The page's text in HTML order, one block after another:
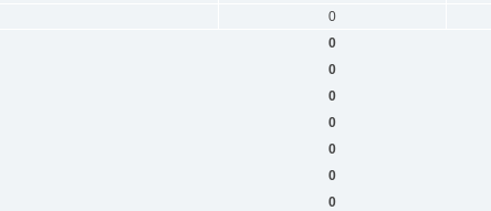
0
0
0
0
0
0
0
0